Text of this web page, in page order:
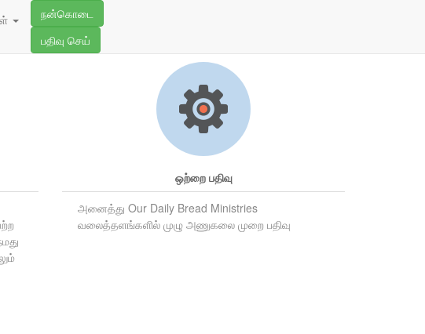
நன்கொடை
பதிவு செய்
அணுக பதிவு செய்யவும்
ஒற்றை பதிவு
அனைத்து Our Daily Bread Ministries
வலைத்தளங்களில் முழு அணுகலை முறை பதிவு